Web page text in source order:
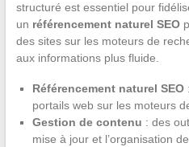
structuré est essentiel pour
un référencement naturel SEO
des sites sur les moteurs de
aux informations plus fluide.
Référencement naturel SEO
portails web sur les moteurs
Gestion de contenu : des
mise à jour et l’organisation